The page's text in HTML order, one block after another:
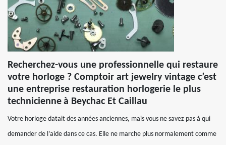
Recherchez-vous une professionnelle qui restaure
votre horloge ? Comptoir art jewelry vintage c’est
une entreprise restauration horlogerie le plus
technicienne à Beychac Et Caillau
Votre horloge datait des années anciennes, mais vous ne savez pas à qui
demander de l’aide dans ce cas. Elle ne marche plus normalement comme